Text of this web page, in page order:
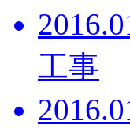
工事